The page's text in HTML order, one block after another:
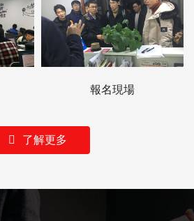
報名現場
了解更多